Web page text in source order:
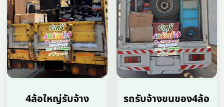
4ล้อใหญ่รับจ้าง
รถรับจ้างขนของ4ล้อ